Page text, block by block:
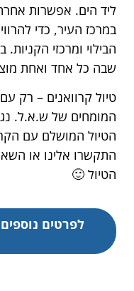
ליד הים. אפשרות
במרכז העיר, כדי
הבילוי ומרכזי
שבה כל אחד ואחת
טיול קרוואנים – רק
המומחים של ש.א.ל.
הטיול המושלם עם
התקשרו אלינו או
הטיול 🙂